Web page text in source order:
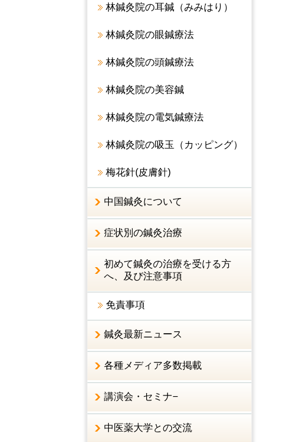
林鍼灸院の耳鍼（みみはり）
林鍼灸院の眼鍼療法
林鍼灸院の頭鍼療法
林鍼灸院の美容鍼
林鍼灸院の電気鍼療法
林鍼灸院の吸玉（カッピング）
梅花針(皮膚針)
中国鍼灸について
症状別の鍼灸治療
初めて鍼灸の治療を受ける方
へ、及び注意事項
免責事項
鍼灸最新ニュース
各種メディア多数掲載
講演会・セミナ−
中医薬大学との交流